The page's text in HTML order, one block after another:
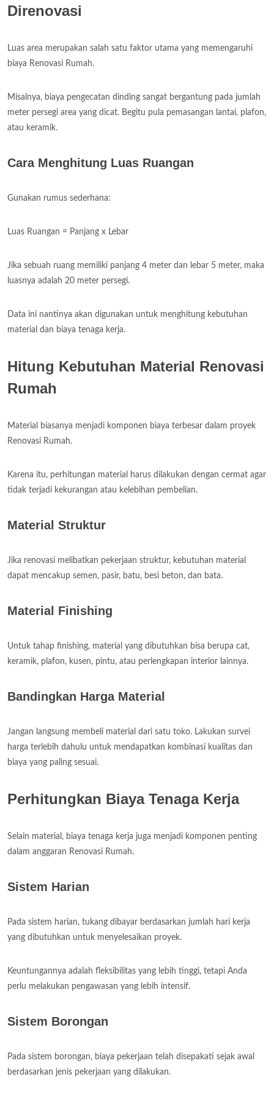
Direnovasi
Luas area merupakan salah satu faktor utama yang memengaruhi
biaya Renovasi Rumah.
Misalnya, biaya pengecatan dinding sangat bergantung pada jumlah
meter persegi area yang dicat. Begitu pula pemasangan lantai, plafon,
atau keramik.
Cara Menghitung Luas Ruangan
Gunakan rumus sederhana:
Luas Ruangan = Panjang x Lebar
Jika sebuah ruang memiliki panjang 4 meter dan lebar 5 meter, maka
luasnya adalah 20 meter persegi.
Data ini nantinya akan digunakan untuk menghitung kebutuhan
material dan biaya tenaga kerja.
Hitung Kebutuhan Material Renovasi
Rumah
Material biasanya menjadi komponen biaya terbesar dalam proyek
Renovasi Rumah.
Karena itu, perhitungan material harus dilakukan dengan cermat agar
tidak terjadi kekurangan atau kelebihan pembelian.
Material Struktur
Jika renovasi melibatkan pekerjaan struktur, kebutuhan material
dapat mencakup semen, pasir, batu, besi beton, dan bata.
Material Finishing
Untuk tahap finishing, material yang dibutuhkan bisa berupa cat,
keramik, plafon, kusen, pintu, atau perlengkapan interior lainnya.
Bandingkan Harga Material
Jangan langsung membeli material dari satu toko. Lakukan survei
harga terlebih dahulu untuk mendapatkan kombinasi kualitas dan
biaya yang paling sesuai.
Perhitungkan Biaya Tenaga Kerja
Selain material, biaya tenaga kerja juga menjadi komponen penting
dalam anggaran Renovasi Rumah.
Sistem Harian
Pada sistem harian, tukang dibayar berdasarkan jumlah hari kerja
yang dibutuhkan untuk menyelesaikan proyek.
Keuntungannya adalah fleksibilitas yang lebih tinggi, tetapi Anda
perlu melakukan pengawasan yang lebih intensif.
Sistem Borongan
Pada sistem borongan, biaya pekerjaan telah disepakati sejak awal
berdasarkan jenis pekerjaan yang dilakukan.